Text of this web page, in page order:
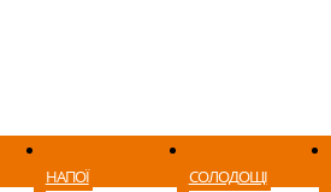
НАПОЇ СОЛОДОЩІ